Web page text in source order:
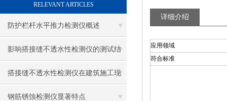
RELEVANT ARTICLES
防护栏杆水平推力检测仪概述
影响搭接缝不透水性检测仪的测试结
果的因素有哪些？
搭接缝不透水性检测仪在建筑施工现
场中的应用
钢筋锈蚀检测仪显著特点
详细介绍
应用领域
符合标准